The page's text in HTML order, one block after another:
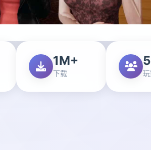
1M+
下载